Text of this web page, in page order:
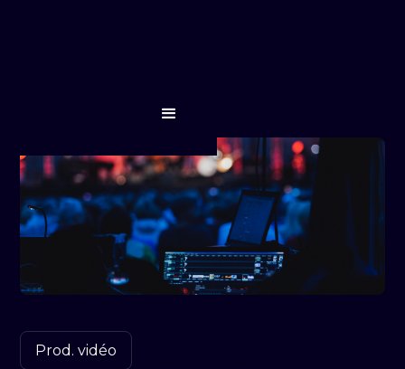
Prod. vidéo